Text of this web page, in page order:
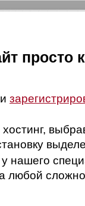
просто
хостинг,
у нашего
любой